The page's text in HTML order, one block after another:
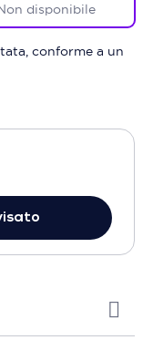
disponibile
conforme a un